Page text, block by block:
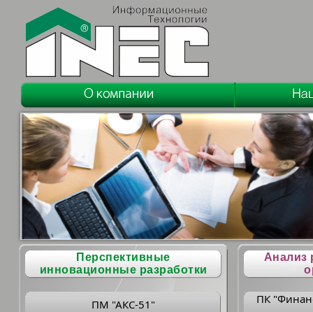
Перспективные
инновационные разработки
ПМ "АКС-51"
Анализ
ПК